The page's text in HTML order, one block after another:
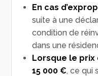
En cas
suite à une
condition de
dans une
Lorsque le
15 000 €, ce qui